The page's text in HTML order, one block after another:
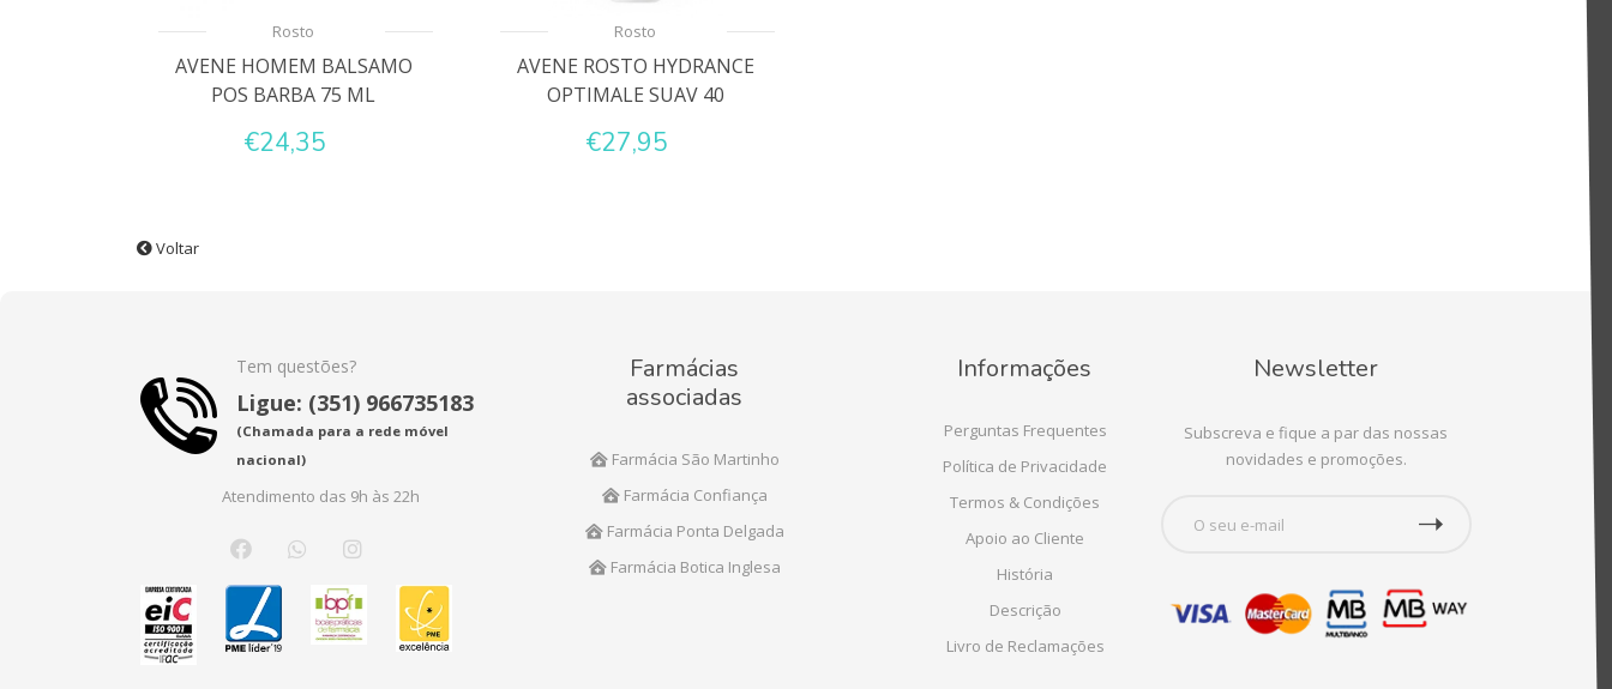
Rosto
AVENE HOMEM BALSAMO
POS BARBA 75 ML
€24,35
Rosto
AVENE ROSTO HYDRANCE
OPTIMALE SUAV 40
€27,95
Voltar
Tem questões?
Ligue: (351) 966735183
(Chamada para a rede móvel
nacional)
Atendimento das 9h às 22h
Farmácias
associadas
Farmácia São Martinho
Farmácia Confiança
Farmácia Ponta Delgada
Farmácia Botica Inglesa
Informações
Perguntas Frequentes
Política de Privacidade
Termos & Condições
Apoio ao Cliente
História
Descrição
Livro de Reclamações
Newsletter
Subscreva e fique a par das nossas
novidades e promoções.